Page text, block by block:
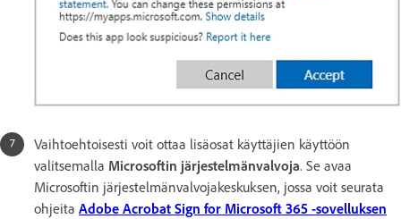
Vaihtoehtoisesti voit ottaa lisäosat käyttäjien käyttöön
valitsemalla Microsoftin järjestelmänvalvoja. Se avaa
Microsoftin järjestelmänvalvojakeskuksen, jossa voit seurata
ohjeita Adobe Acrobat Sign for Microsoft 365 -sovelluksen